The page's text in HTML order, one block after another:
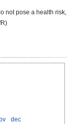
not pose a health risk,
dec